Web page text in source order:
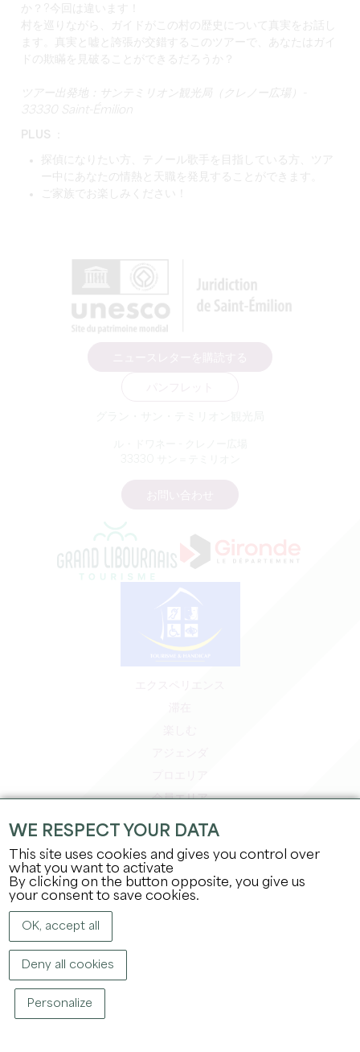
か？?今回は違います！
村を巡りながら、ガイドがこの村の歴史について真実をお話し
ます。真実と嘘と誇張が交錯するこのツアーで、あなたはガイ
ドの欺瞞を見破ることができるだろうか？
ツアー出発地：サンテミリオン観光局（クレノー広場）-
33330 Saint-Émilion
PLUS ：
探偵になりたい方、テノール歌手を目指している方、ツア
ー中にあなたの情熱と天職を発見することができます。
ご家族でお楽しみください！
会員エリア
プレスエリア
法的情報
プライバシーポリシー
WE RESPECT YOUR DATA
This site uses cookies and gives you control over
what you want to activate
By clicking on the button opposite, you give us
your consent to save cookies.
OK, accept all
Deny all cookies
Personalize